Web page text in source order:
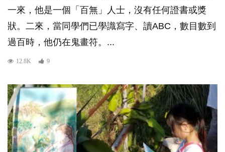
一來，他是一個「百無」人士，沒有任何證書或獎
狀。二來，當同學們已學識寫字、讀ABC，數目數到
過百時，他仍在鬼畫符。...
12.8K 9